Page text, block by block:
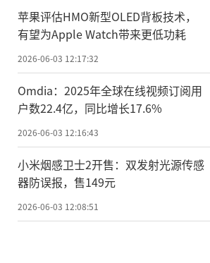
苹果评估HMO新型OLED背板技术，
有望为Apple Watch带来更低功耗
2026-06-03 12:17:32
Omdia：2025年全球在线视频订阅用
户数22.4亿，同比增长17.6%
2026-06-03 12:16:43
小米烟感卫士2开售：双发射光源传感
器防误报，售149元
2026-06-03 12:08:51